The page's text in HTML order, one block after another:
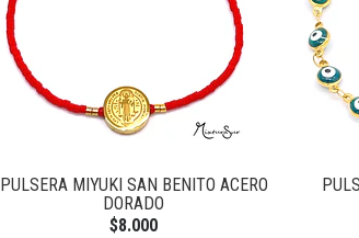
PULSERA MIYUKI SAN BENITO ACERO
DORADO
$8.000